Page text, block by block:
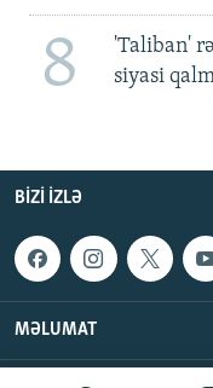
8
'Taliban'
siyasi
BIZI IZLƏ
MƏLUMAT